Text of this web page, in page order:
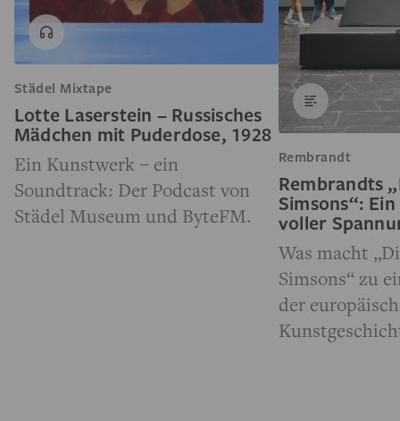
Städel Mixtape
Lotte Laserstein – Russisches
Mädchen mit Puderdose, 1928
Ein Kunstwerk – ein
Soundtrack: Der Podcast von
Städel Museum und ByteFM.
Rembrandt
Rembrandts
Simsons“:
voller
Was macht
Simsons“ zu
der